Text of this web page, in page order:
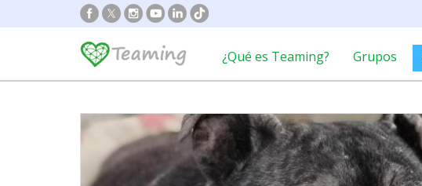
¿Qué es Teaming? Grupos